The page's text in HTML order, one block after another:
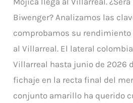
Biwenger? Analizamos las
comprobamos su
al Villarreal. El lateral
Villarreal hasta junio de 2026
fichaje en la recta final del
conjunto amarillo ha querido
recomendable?